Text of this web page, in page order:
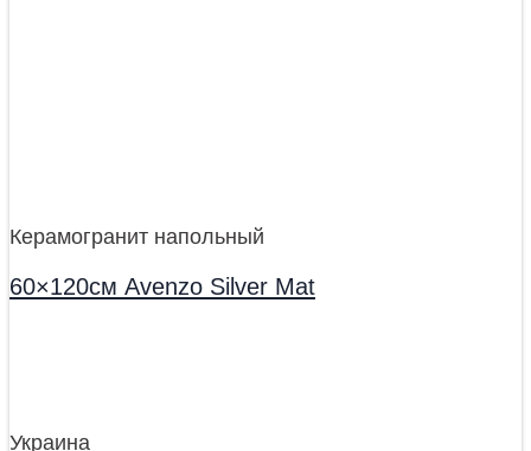
Керамогранит напольный
60×120см Avenzo Silver Mat
Украина